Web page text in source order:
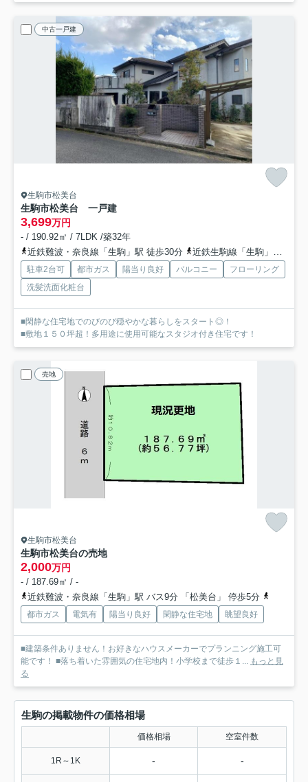
中古一戸建
生駒市松美台
生駒市松美台 一戸建
3,699万円
- / 190.92㎡ / 7LDK /築32年
近鉄難波・奈良線「生駒」駅 徒歩30分
近鉄生駒線「生駒」駅 徒歩30分
駐車2台可 都市ガス 陽当り良好 バルコニー
フローリング
洗髪洗面化粧台
■閑静な住宅地でのびのび穏やかな暮らしをスタート◎！
■敷地１５０坪超！多用途に使用可能なスタジオ付き住宅です！
売地
生駒市松美台
生駒市松美台の売地
2,000万円
- / 187.69㎡ / -
近鉄難波・奈良線「生駒」駅 バス9分 「松美台」 停歩5分
都市ガス 電気有 陽当り良好 閑静な住宅地 眺望良好
■建築条件ありません！お好きなハウスメーカーでプランニング施工可
能です！ ■落ち着いた雰囲気の住宅地内！小学校まで徒歩１...
もっと見
る
生駒の掲載物件の価格相場
価格相場 空室件数
1R～1K - -